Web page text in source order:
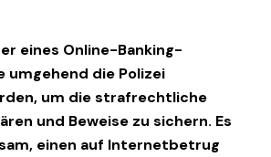
eines Online-Banking-
umgehend die Polizei
um die strafrechtliche
und Beweise zu sichern. Es
einen auf Internetbetrug